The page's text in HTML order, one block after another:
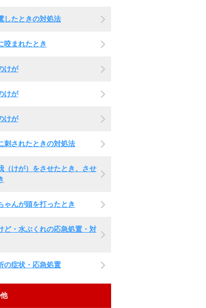
したときの対処法
咬まれたとき
けが
けが
けが
刺されたときの対処法
（けが）をさせたとき、させ
ゃんが頭を打ったとき
ど・水ぶくれの応急処置・対
の症状・応急処置